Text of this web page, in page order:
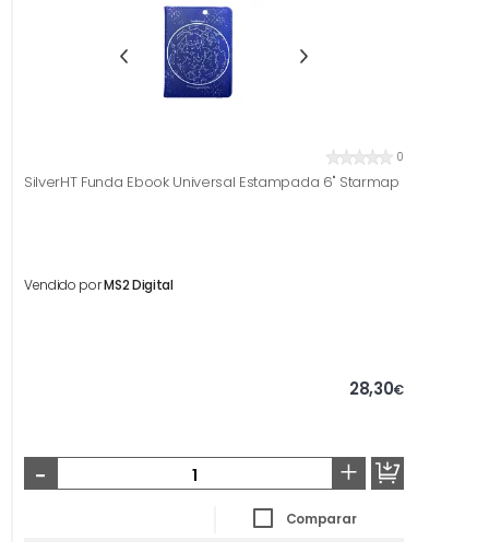
0
SilverHT Funda Ebook Universal Estampada 6" Starmap
Vendido porMS2 Digital
28,30€
- +
Comparar